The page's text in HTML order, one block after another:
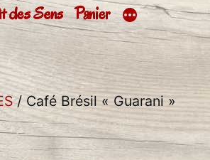
des Sens Panier
/ Café Brésil « Guarani »